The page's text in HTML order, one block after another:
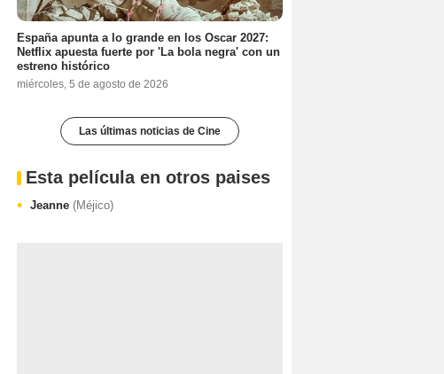
España apunta a lo grande en los Oscar 2027:
Netflix apuesta fuerte por 'La bola negra' con un
estreno histórico
miércoles, 5 de agosto de 2026
Las últimas noticias de Cine
Esta película en otros paises
Jeanne (Méjico)